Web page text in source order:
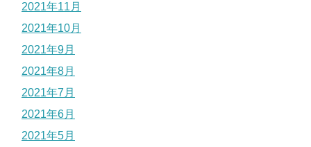
2021年11月
2021年10月
2021年9月
2021年8月
2021年7月
2021年6月
2021年5月